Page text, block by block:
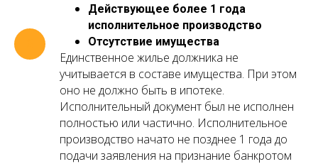
Действующее более 1 года
исполнительное производство
Отсутствие имущества
Единственное жилье должника не
учитывается в составе имущества. При этом
оно не должно быть в ипотеке.
Исполнительный документ был не исполнен
полностью или частично. Исполнительное
производство начато не позднее 1 года до
подачи заявления на признание банкротом